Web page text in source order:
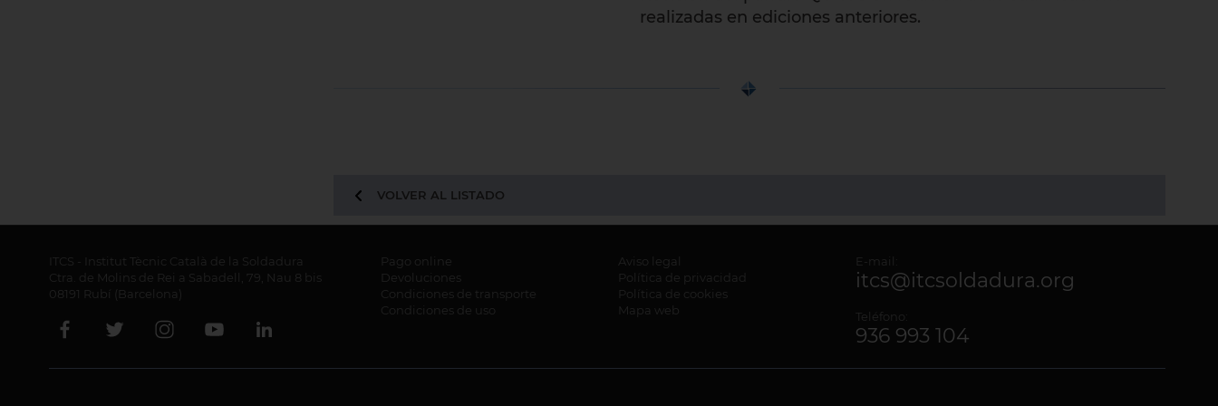
realizadas en ediciones anteriores.
VOLVER AL LISTADO
ITCS - Institut Tècnic Català de la Soldadura
Ctra. de Molins de Rei a Sabadell, 79, Nau 8 bis
08191 Rubí (Barcelona)
Pago online
Devoluciones
Condiciones de transporte
Condiciones de uso
Aviso legal
Política de privacidad
Política de cookies
Mapa web
E-mail:
itcs@itcsoldadura.org
Teléfono:
936 993 104